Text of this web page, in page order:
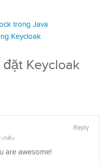
trong Java
Keycloak
đặt Keycloak
chiều
Reply
are awesome!